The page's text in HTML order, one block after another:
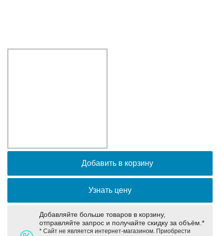
Добавить в корзину
Узнать цену
Добавляйте больше товаров в корзину,
отправляйте запрос и получайте скидку за объём.*
* Сайт не является интернет-магазином. Приобрести